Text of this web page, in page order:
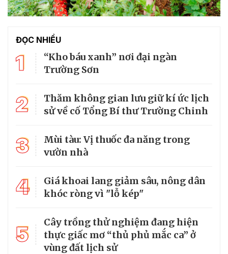
ĐỌC NHIỀU
1
“Kho báu xanh” nơi đại ngàn
Trường Sơn
2
Thăm không gian lưu giữ kí ức lịch
sử về cố Tổng Bí thư Trường Chinh
3
Mùi tàu: Vị thuốc đa năng trong
vườn nhà
4
Giá khoai lang giảm sâu, nông dân
khóc ròng vì "lỗ kép"
5
Cây trồng thử nghiệm đang hiện
thực giấc mơ “thủ phủ mắc ca” ở
vùng đất lịch sử